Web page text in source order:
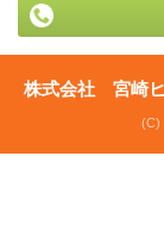
株式会社 宮崎
(C)